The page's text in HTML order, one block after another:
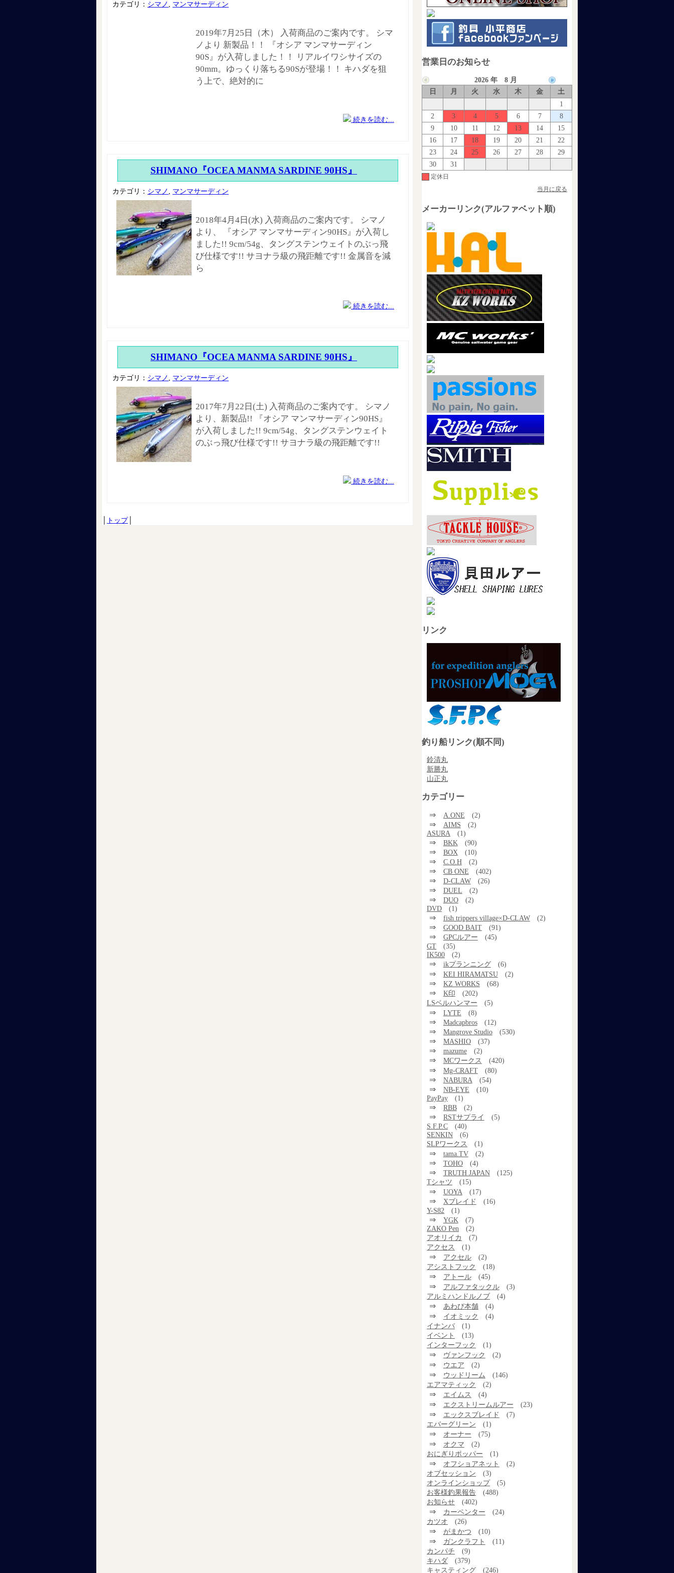
カテゴリ： シマノ マンマサーディン
2019年7月25日（木） 入荷商品のご案内です。 シマ
ノより 新製品！！ 『オシア マンマサーディン
90S』が入荷しました！！ リアルイワシサイズの
90mm。ゆっくり落ちる90Sが登場！！ キハダを狙
う上で、絶対的に
続きを読む...
SHIMANO『OCEA MANMA SARDINE 90HS』
カテゴリ： シマノ マンマサーディン
2018年4月4日(水) 入荷商品のご案内です。 シマノ
より、 『オシア マンマサーディン90HS』が入荷し
ました!! 9cm/54g、タングステンウェイトのぶっ飛
び仕様です!! サヨナラ級の飛距離です!! 金属音を減
ら
続きを読む...
SHIMANO『OCEA MANMA SARDINE 90HS』
カテゴリ： シマノ マンマサーディン
2017年7月22日(土) 入荷商品のご案内です。 シマノ
より、新製品!! 『オシア マンマサーディン90HS』
が入荷しました!! 9cm/54g、タングステンウェイト
のぶっ飛び仕様です!! サヨナラ級の飛距離です!!
続きを読む...
トップ│
営業日のお知らせ
2026 年 8 月
日
月 火 水 木 金
土
1
2
3 4 5 6 7
8
9
10 11 12 13 14
15
16
17 18 19 20 21
22
23
24 25 26 27 28
29
30
31
定休日
当月に戻る
メーカーリンク(アルファベット順)
リンク
釣り船リンク(順不同)
鈴清丸
新勝丸
山正丸
カテゴリー
⇒ A.ONE (2)
⇒ AIMS
(2)
ASURA
(1)
⇒ BKK (90)
⇒ BOX (10)
⇒ C.O.H (2)
⇒ CB ONE (402)
⇒ D-CLAW (26)
⇒ DUEL (2)
⇒ DUO
(2)
DVD
(1)
⇒ fish trippers village×D-CLAW (2)
⇒ GOOD BAIT (91)
⇒ GPCルアー
(45)
GT
(35)
IK500
(2)
⇒ ikプランニング (6)
⇒ KEI HIRAMATSU (2)
⇒ KZ WORKS (68)
⇒ K印
(202)
LSベルハンマー
(5)
⇒ LYTE (8)
⇒ Madcapbros (12)
⇒ Mangrove Studio (530)
⇒ MASHIO (37)
⇒ mazume (2)
⇒ MCワークス (420)
⇒ Mg-CRAFT (80)
⇒ NABURA (54)
⇒ NB-EYE
(10)
PayPay
(1)
⇒ RBB (2)
⇒ RSTサプライ
(5)
S.F.P.C
(40)
SENKIN
(6)
SLPワークス
(1)
⇒ tama.TV (2)
⇒ TOHO (4)
⇒ TRUTH JAPAN
(125)
Tシャツ
(15)
⇒ UOYA (17)
⇒ Xブレイド
(16)
Y-S82
(1)
⇒ YGK
(7)
ZAKO Pen
(2)
アオリイカ
(7)
アクセス
(1)
⇒ アクセル
(2)
アシストフック
(18)
⇒ アトール (45)
⇒ アルファタックル
(3)
アルミハンドルノブ
(4)
⇒ あわび本舗 (4)
⇒ イオミック
(4)
イナンバ
(1)
イベント
(13)
インターフック
(1)
⇒ ヴァンフック (2)
⇒ ウエア (2)
⇒ ウッドリーム
(146)
エアマティック
(2)
⇒ エイムス (4)
⇒ エクストリームルアー (23)
⇒ エックスブレイド
(7)
エバーグリーン
(1)
⇒ オーナー (75)
⇒ オクマ
(2)
おにぎりポッパー
(1)
⇒ オフショアネット
(2)
オブセッション
(3)
オンラインショップ
(5)
お客様釣果報告
(488)
お知らせ
(402)
⇒ カーペンター
(24)
カツオ
(26)
⇒ がまかつ (10)
⇒ ガンクラフト
(11)
カンパチ
(9)
キハダ
(379)
キャスティング
(246)